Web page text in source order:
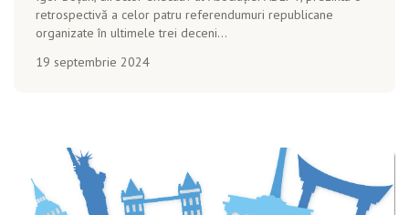
retrospectivă a celor patru referendumuri republicane
organizate în ultimele trei deceni...
19 septembrie 2024
ANALIZE